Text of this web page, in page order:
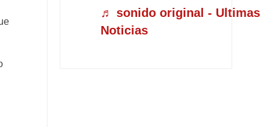
♬ sonido original - Ultimas
Noticias